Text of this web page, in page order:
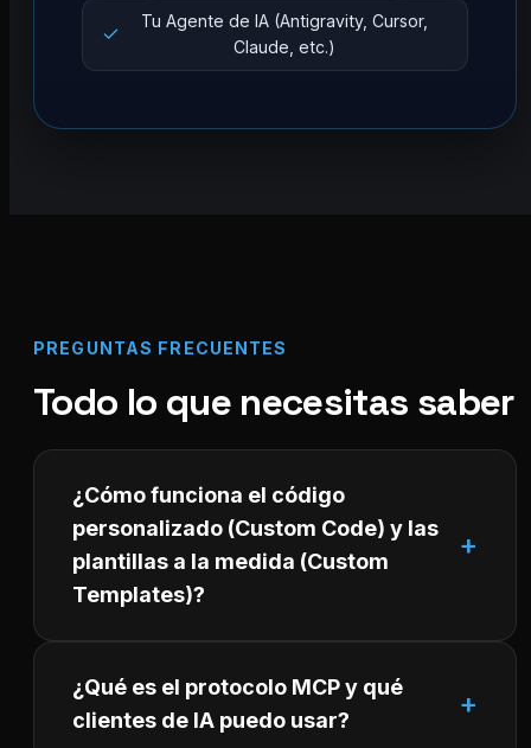
Tu Agente de IA (Antigravity, Cursor,
Claude, etc.)
PREGUNTAS FRECUENTES
Todo lo que necesitas saber
¿Cómo funciona el código
personalizado (Custom Code) y las
plantillas a la medida (Custom
Templates)?
¿Qué es el protocolo MCP y qué
clientes de IA puedo usar?